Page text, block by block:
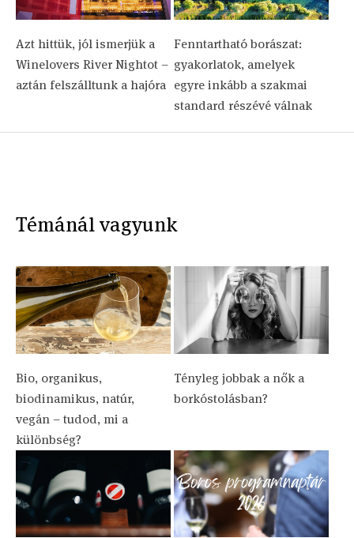
Azt hittük, jól ismerjük a
Winelovers River Nightot –
aztán felszálltunk a hajóra
Fenntartható borászat:
gyakorlatok, amelyek
egyre inkább a szakmai
standard részévé válnak
Témánál vagyunk
Bio, organikus,
biodinamikus, natúr,
vegán – tudod, mi a
különbség?
Tényleg jobbak a nők a
borkóstolásban?